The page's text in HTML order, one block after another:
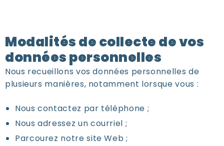
Modalités de collecte de vos
données personnelles
Nous recueillons vos données personnelles de
plusieurs manières, notamment lorsque vous :
Nous contactez par téléphone ;
Nous adressez un courriel ;
Parcourez notre site Web ;